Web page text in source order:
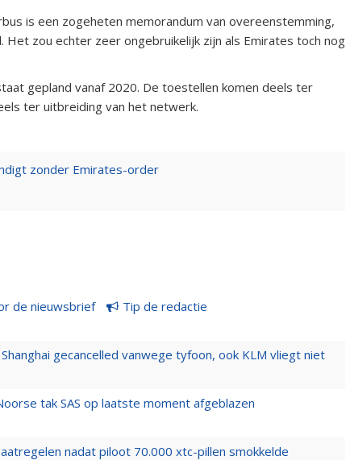
is een zogeheten memorandum van overeenstemming,
Het zou echter zeer ongebruikelijk zijn als Emirates toch nog
gepland vanaf 2020. De toestellen komen deels ter
ter uitbreiding van het netwerk.
zonder Emirates-order
de nieuwsbrief Tip de redactie
gecancelled vanwege tyfoon, ook KLM vliegt niet
tak SAS op laatste moment afgeblazen
nadat piloot 70.000 xtc-pillen smokkelde